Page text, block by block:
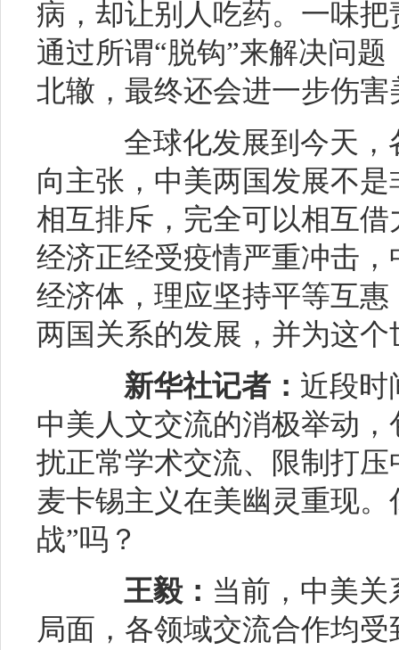
病，却让别人吃药。一味
通过所谓“脱钩”来解决问
北辙，最终还会进一步伤
全球化发展到今天，
向主张，中美两国发展不
相互排斥，完全可以相互
经济正经受疫情严重冲击
经济体，理应坚持平等互
两国关系的发展，并为这
新华社记者： 近段时
中美人文交流的消极举动
扰正常学术交流、限制打
麦卡锡主义在美幽灵重现
战”吗？
王毅： 当前，中美
局面，各领域交流合作均